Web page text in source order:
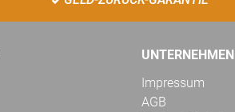
UNTERNEHMEN
Impressum
AGB